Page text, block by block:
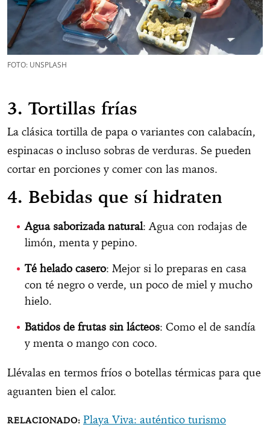
FOTO: UNSPLASH
3. Tortillas frías
La clásica tortilla de papa o variantes con calabacín,
espinacas o incluso sobras de verduras. Se pueden
cortar en porciones y comer con las manos.
4. Bebidas que sí hidraten
Agua saborizada natural: Agua con rodajas de
limón, menta y pepino.
Té helado casero: Mejor si lo preparas en casa
con té negro o verde, un poco de miel y mucho
hielo.
Batidos de frutas sin lácteos: Como el de sandía
y menta o mango con coco.
Llévalas en termos fríos o botellas térmicas para que
aguanten bien el calor.
Playa Viva: auténtico turismo